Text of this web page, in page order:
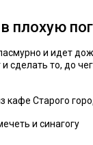
плохую
и идет
сделать то, до
кафе Старого
и синагогу